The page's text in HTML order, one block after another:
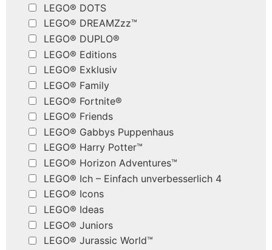
LEGO® DOTS
LEGO® DREAMZzz™
LEGO® DUPLO®
LEGO® Editions
LEGO® Exklusiv
LEGO® Family
LEGO® Fortnite®
LEGO® Friends
LEGO® Gabbys Puppenhaus
LEGO® Harry Potter™
LEGO® Horizon Adventures™
LEGO® Ich – Einfach unverbesserlich 4
LEGO® Icons
LEGO® Ideas
LEGO® Juniors
LEGO® Jurassic World™